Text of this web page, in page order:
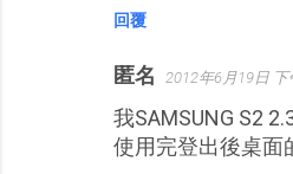
回覆
匿名 2012年6月19日 下
我SAMSUNG S2
使用完登出後桌面